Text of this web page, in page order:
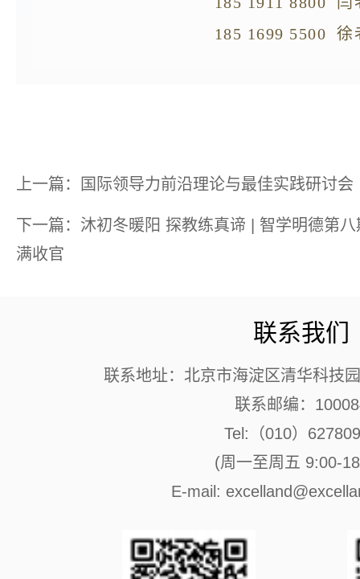
185 1699 5500 徐
上一篇：国际领导力前沿理论与最佳实践研讨
下一篇：沐初冬暖阳 探教练真谛 | 智学明德第
满收官
联系我们
联系地址：北京市海淀区清华科技
联系邮编：
Tel:（010）
(周一至周五 9:00-
E-mail: